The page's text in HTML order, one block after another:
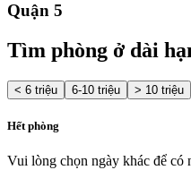
Quận 5
Tìm phòng ở dài
< 6 triệu 6-10 triệu > 10 triệu
Hết phòng
Vui lòng chọn ngày khác để có